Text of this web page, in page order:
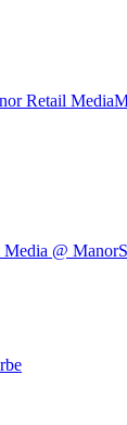
Retail Media
Media @ Manor